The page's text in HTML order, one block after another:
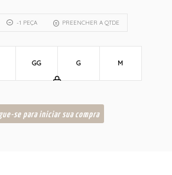
-1 PEÇA PREENCHER A QTDE
GG G M
se para iniciar sua compra